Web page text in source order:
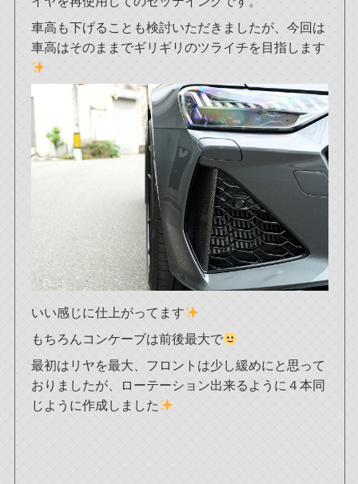
車高も下げることも検討いただきましたが、今回は
車高はそのままでギリギリのツライチを目指します
いい感じに仕上がってます
もちろんコンケーブは前後最大で
最初はリヤを最大、フロントは少し緩めにと思って
おりましたが、ローテーション出来るように４本同
じように作成しました